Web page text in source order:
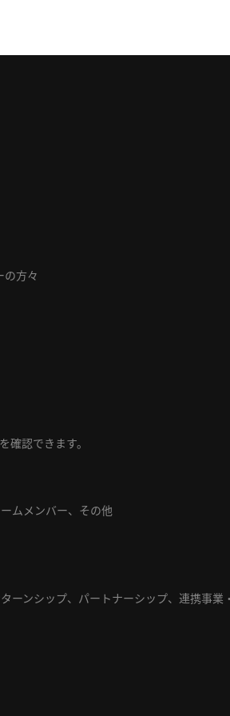
方々
確認できます。
ムメンバー、その他
ーンシップ、パートナーシップ、連携事業